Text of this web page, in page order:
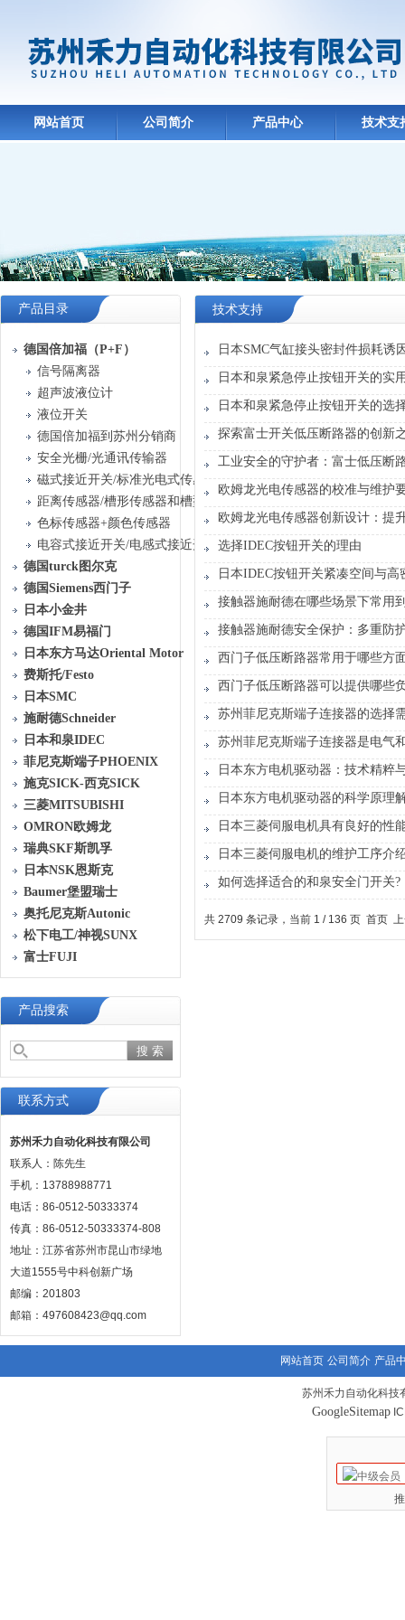
网站首页 公司简介 产品中心 技术支
产品目录
德国倍加福（P+F）
信号隔离器
超声波液位计
液位开关
德国倍加福到苏州分销商
安全光栅/光通讯传输器
磁式接近开关/标准光电式传感器
色标传感器+颜色传感器
电容式接近开关/电感式接近开关
德国turck图尔克
德国Siemens西门子
日本小金井
德国IFM易福门
日本东方马达Oriental Motor
费斯托/Festo
日本SMC
施耐德Schneider
日本和泉IDEC
菲尼克斯端子PHOENIX
施克SICK-西克SICK
三菱MITSUBISHI
OMRON欧姆龙
瑞典SKF斯凯孚
日本NSK恩斯克
Baumer堡盟瑞士
奥托尼克斯Autonic
松下电工/神视SUNX
富士FUJI
产品搜索
联系方式
苏州禾力自动化科技有限公司
联系人：陈先生
手机：13788988771
电话：86-0512-50333374
传真：86-0512-50333374-808
地址：江苏省苏州市昆山市绿地
大道1555号中科创新广场
邮编：201803
邮箱：497608423@qq.com
技术支持
日本SMC气缸接头密封件损耗诱
日本和泉紧急停止按钮开关的实
日本和泉紧急停止按钮开关的选
探索富士开关低压断路器的创新
工业安全的守护者：富士低压断
欧姆龙光电传感器的校准与维护
欧姆龙光电传感器创新设计：提
选择IDEC按钮开关的理由
日本IDEC按钮开关紧凑空间与高
接触器施耐德在哪些场景下常用
接触器施耐德安全保护：多重防
西门子低压断路器常用于哪些方
西门子低压断路器可以提供哪些
苏州菲尼克斯端子连接器的选择
苏州菲尼克斯端子连接器是电气
日本东方电机驱动器：技术精粹
日本东方电机驱动器的科学原理
日本三菱伺服电机具有良好的性
日本三菱伺服电机的维护工序介
如何选择适合的和泉安全门开关?
共 2709 条记录，当前 1 / 136 页 首页
网站首页 公司简介 产品
苏州禾力自动化科技
GoogleSitemap